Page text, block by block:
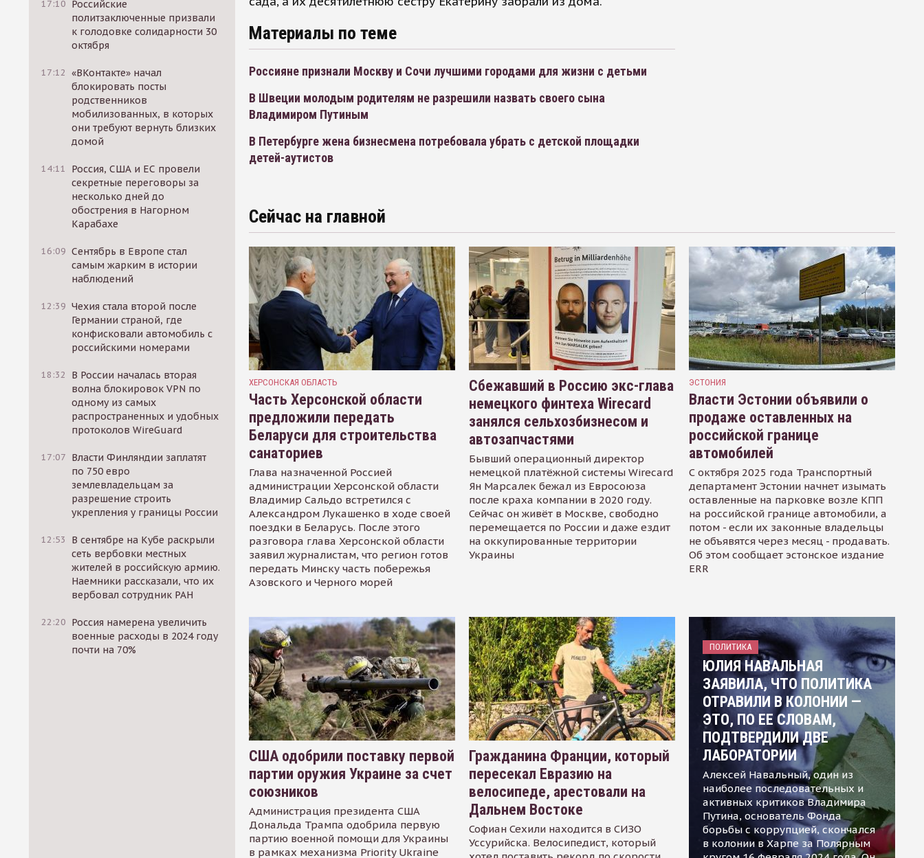
17:10 Российские
политзаключенные призвали
к голодовке солидарности 30
октября
17:12 «ВКонтакте» начал
блокировать посты
родственников
мобилизованных, в которых
они требуют вернуть близких
домой
14:11
Россия, США и ЕС провели
секретные переговоры за
несколько дней до
обострения в Нагорном
Карабахе
16:09 Сентябрь в Европе стал
самым жарким в истории
наблюдений
12:39 Чехия стала второй после
Германии страной, где
конфисковали автомобиль с
российскими номерами
18:32
В России началась вторая
волна блокировок VPN по
одному из самых
распространенных и удобных
протоколов WireGuard
17:07 Власти Финляндии заплатят
по 750 евро
землевладельцам за
разрешение строить
укрепления у границы России
12:53
В сентябре на Кубе раскрыли
сеть вербовки местных
жителей в российскую армию.
Наемники рассказали, что их
вербовал сотрудник РАН
22:20 Россия намерена увеличить
военные расходы в 2024 году
почти на 70%
Материалы по теме
Россияне признали Москву и Сочи лучшими городами для жизни с детьми
В Швеции молодым родителям не разрешили назвать своего сына
Владимиром Путиным
В Петербурге жена бизнесмена потребовала убрать с детской площадки
детей-аутистов
Сейчас на главной
ХЕРСОНСКАЯ ОБЛАСТЬ
Часть Херсонской области
предложили передать
Беларуси для строительства
санаториев
Глава назначенной Россией
администрации Херсонской области
Владимир Сальдо встретился с
Александром Лукашенко в ходе своей
поездки в Беларусь. После этого
разговора глава Херсонской области
заявил журналистам, что регион готов
передать Минску часть побережья
Азовского и Черного морей
Сбежавший в Россию экс-глава
немецкого финтеха Wirecard
занялся сельхозбизнесом и
автозапчастями
Бывший операционный директор
немецкой платёжной системы Wirecard
Ян Марсалек бежал из Евросоюза
после краха компании в 2020 году.
Сейчас он живёт в Москве, свободно
перемещается по России и даже ездит
на оккупированные территории
Украины
ЭСТОНИЯ
Власти Эстонии объявили о
продаже оставленных на
российской границе
автомобилей
С октября 2025 года Транспортный
департамент Эстонии начнет изымать
оставленные на парковке возле КПП
на российской границе автомобили, а
потом - если их законные владельцы
не объявятся через месяц - продавать.
Об этом сообщает эстонское издание
ERR
США одобрили поставку первой
партии оружия Украине за счет
союзников
Администрация президента США
Дональда Трампа одобрила первую
партию военной помощи для Украины
в рамках механизма Priority Ukraine
Гражданина Франции, который
пересекал Евразию на
велосипеде, арестовали на
Дальнем Востоке
Софиан Сехили находится в СИЗО
Уссурийска. Велосипедист, который
ПОЛИТИКА
ЮЛИЯ НАВАЛЬНАЯ
ЗАЯВИЛА, ЧТО ПОЛИТИКА
ОТРАВИЛИ В КОЛОНИИ —
ЭТО, ПО ЕЕ СЛОВАМ,
ПОДТВЕРДИЛИ ДВЕ
ЛАБОРАТОРИИ
Алексей Навальный, один из
наиболее последовательных и
активных критиков Владимира
Путина, основатель Фонда
борьбы с коррупцией, скончался
в колонии в Харпе за Полярным